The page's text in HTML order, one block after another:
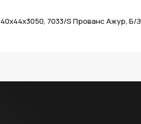
7033/S Прованс Ажур, Б/З